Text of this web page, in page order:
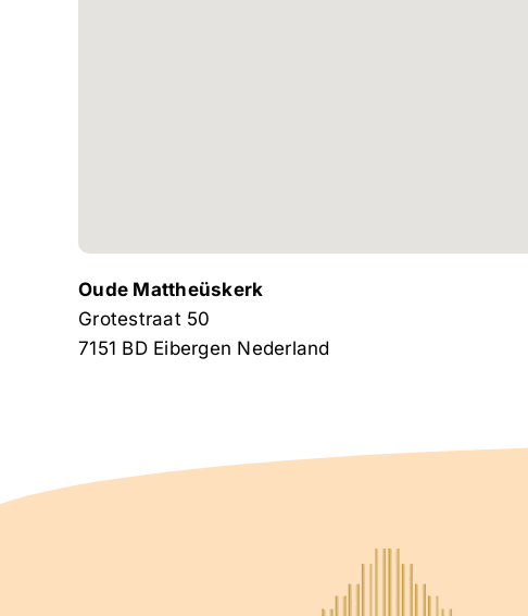
Oude Mattheüskerk
Grotestraat 50
7151 BD Eibergen Nederland